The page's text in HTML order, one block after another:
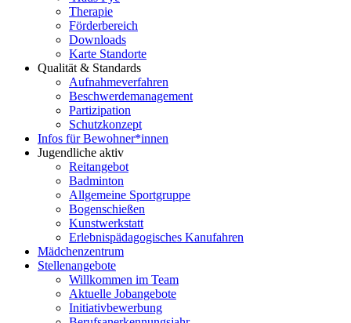
Therapie
Förderbereich
Downloads
Karte Standorte
Qualität & Standards
Aufnahmeverfahren
Beschwerdemanagement
Partizipation
Schutzkonzept
Infos für Bewohner*innen
Jugendliche aktiv
Reitangebot
Badminton
Allgemeine Sportgruppe
Bogenschießen
Kunstwerkstatt
Erlebnispädagogisches Kanufahren
Mädchenzentrum
Stellenangebote
Willkommen im Team
Aktuelle Jobangebote
Initiativbewerbung